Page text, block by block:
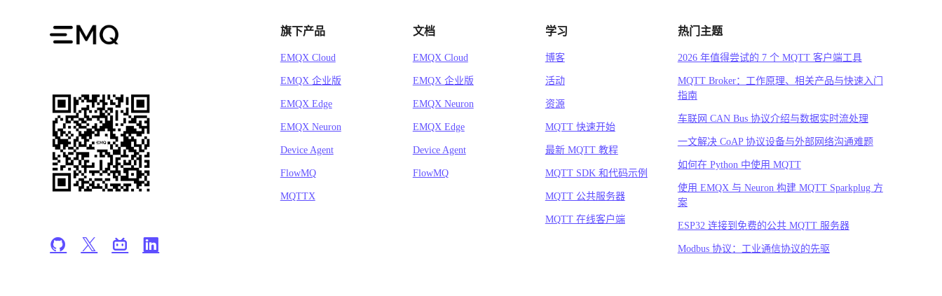
旗下产品
EMQX Cloud
EMQX 企业版
EMQX Edge
EMQX Neuron
Device Agent
FlowMQ
MQTTX
文档
EMQX Cloud
EMQX 企业版
EMQX Neuron
EMQX Edge
Device Agent
FlowMQ
学习
博客
活动
资源
MQTT 快速开始
最新 MQTT 教程
MQTT SDK 和代码示例
MQTT 公共服务器
MQTT 在线客户端
热门主题
2026 年值得尝试的 7 个 MQTT 客户端工具
MQTT Broker：工作原理、相关产品与快速入门
指南
车联网 CAN Bus 协议介绍与数据实时流处理
一文解决 CoAP 协议设备与外部网络沟通难题
如何在 Python 中使用 MQTT
使用 EMQX 与 Neuron 构建 MQTT Sparkplug 方
案
ESP32 连接到免费的公共 MQTT 服务器
Modbus 协议：工业通信协议的先驱